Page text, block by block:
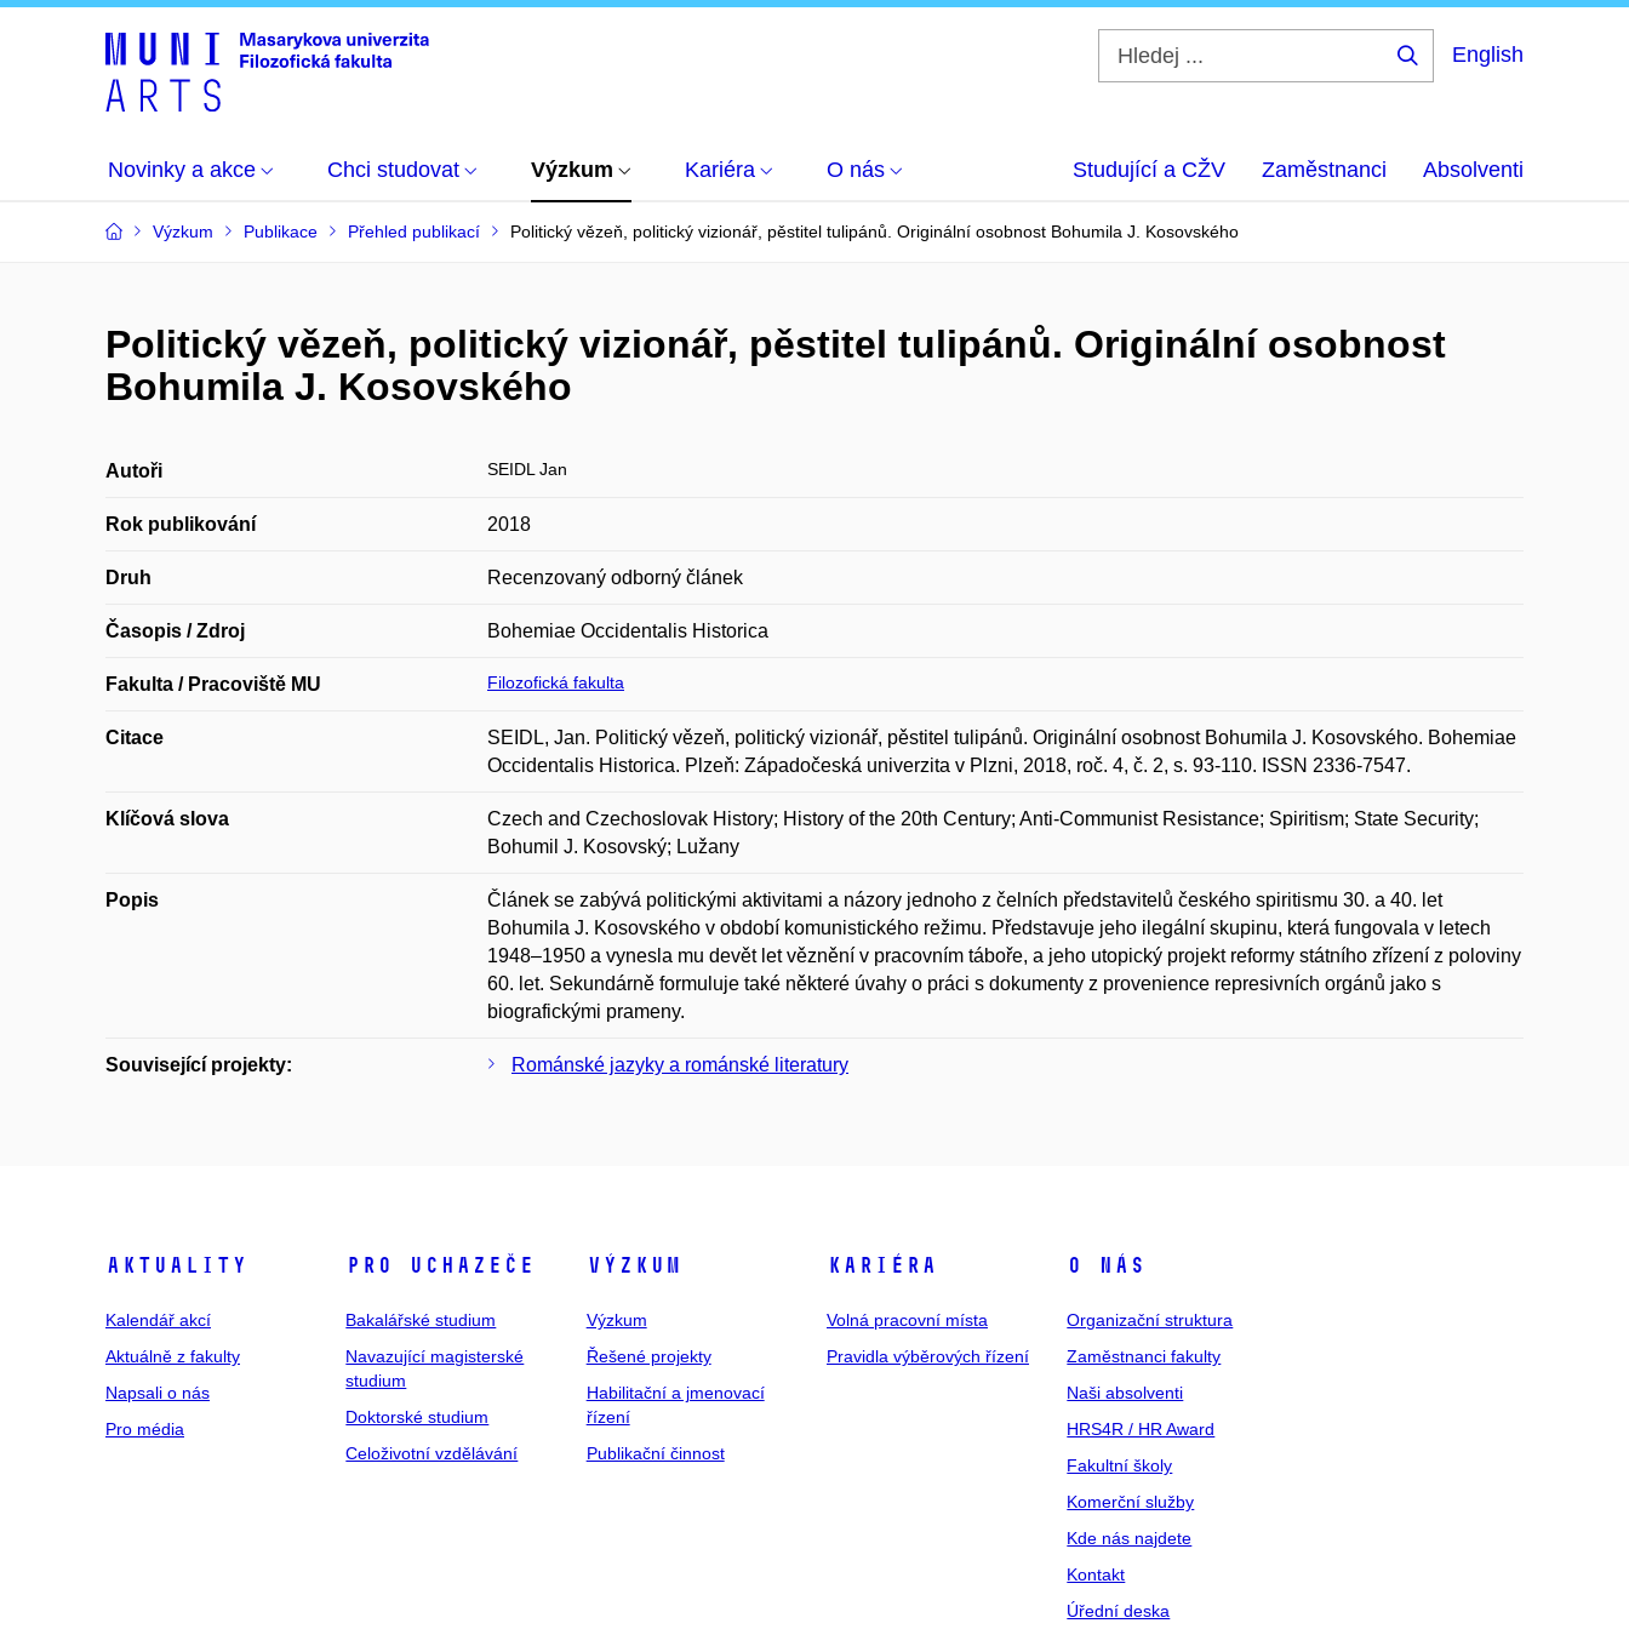
English
Novinky a akce Chci studovat Výzkum Kariéra O nás Studující a CŽV Zaměstnanci Absolventi
Výzkum Publikace Přehled publikací Politický vězeň, politický vizionář, pěstitel tulipánů. Originální osobnost Bohumila J. Kosovského
Politický vězeň, politický vizionář, pěstitel tulipánů. Originální osobnost
Bohumila J. Kosovského
Autoři SEIDL Jan
Rok publikování 2018
Druh Recenzovaný odborný článek
Časopis / Zdroj Bohemiae Occidentalis Historica
Fakulta / Pracoviště MU Filozofická fakulta
Citace
SEIDL, Jan. Politický vězeň, politický vizionář, pěstitel tulipánů. Originální osobnost Bohumila J. Kosovského. Bohemiae
Occidentalis Historica. Plzeň: Západočeská univerzita v Plzni, 2018, roč. 4, č. 2, s. 93-110. ISSN 2336-7547.
Klíčová slova
Czech and Czechoslovak History; History of the 20th Century; Anti-Communist Resistance; Spiritism; State Security;
Bohumil J. Kosovský; Lužany
Popis
Článek se zabývá politickými aktivitami a názory jednoho z čelních představitelů českého spiritismu 30. a 40. let
Bohumila J. Kosovského v období komunistického režimu. Představuje jeho ilegální skupinu, která fungovala v letech
1948–1950 a vynesla mu devět let věznění v pracovním táboře, a jeho utopický projekt reformy státního zřízení z poloviny
60. let. Sekundárně formuluje také některé úvahy o práci s dokumenty z provenience represivních orgánů jako s
biografickými prameny.
Související projekty: Románské jazyky a románské literatury
Aktuality
Kalendář akcí
Aktuálně z fakulty
Napsali o nás
Pro média
Pro uchazeče
Bakalářské studium
Navazující magisterské
studium
Doktorské studium
Celoživotní vzdělávání
Výzkum
Výzkum
Řešené projekty
Habilitační a jmenovací
řízení
Publikační činnost
Kariéra
Volná pracovní místa
Pravidla výběrových řízení
O nás
Organizační struktura
Zaměstnanci fakulty
Naši absolventi
HRS4R / HR Award
Fakultní školy
Komerční služby
Kde nás najdete
Kontakt
Úřední deska